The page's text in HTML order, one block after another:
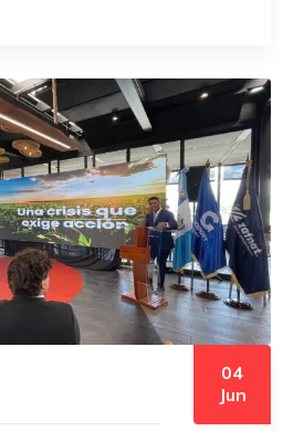
04
Jun